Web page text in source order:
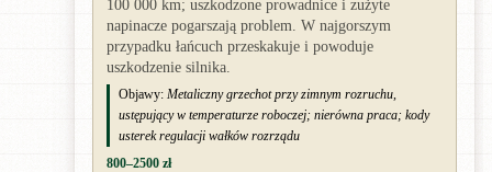
100 000 km; uszkodzone prowadnice i zużyte
napinacze pogarszają problem. W najgorszym
przypadku łańcuch przeskakuje i powoduje
uszkodzenie silnika.
Objawy: Metaliczny grzechot przy zimnym rozruchu,
ustępujący w temperaturze roboczej; nierówna praca; kody
usterek regulacji wałków rozrządu
800–2500 zł